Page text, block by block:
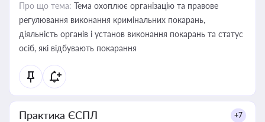
Про що тема: Тема охоплює організацію та правове
регулювання виконання кримінальних покарань,
діяльність органів і установ виконання покарань та статус
осіб, які відбувають покарання
Практика ЄСПЛ +7